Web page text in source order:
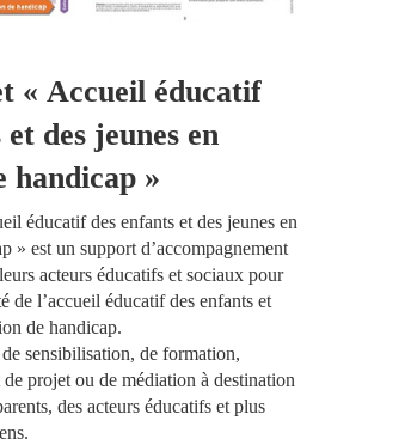
« Accueil éducatif
des jeunes en
handicap »
éducatif des enfants et des jeunes en
» est un support d’accompagnement
acteurs éducatifs et sociaux pour
de l’accueil éducatif des enfants et
de handicap.
sensibilisation, de formation,
de projet ou de médiation à destination
des acteurs éducatifs et plus